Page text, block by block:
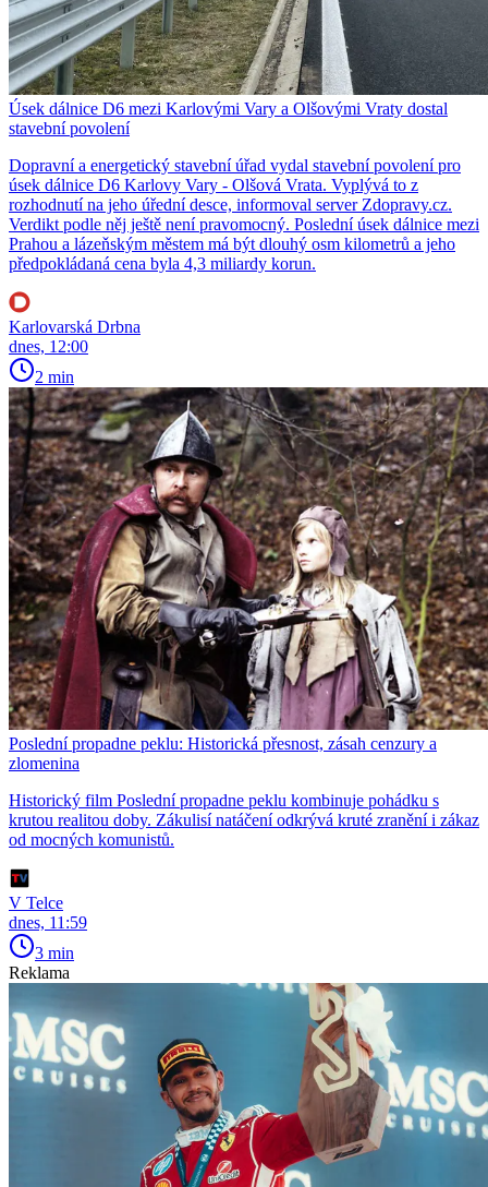
Úsek dálnice D6 mezi Karlovými Vary a Olšovými Vraty dostal
stavební povolení
Dopravní a energetický stavební úřad vydal stavební povolení pro
úsek dálnice D6 Karlovy Vary - Olšová Vrata. Vyplývá to z
rozhodnutí na jeho úřední desce, informoval server Zdopravy.cz.
Verdikt podle něj ještě není pravomocný. Poslední úsek dálnice mezi
Prahou a lázeňským městem má být dlouhý osm kilometrů a jeho
předpokládaná cena byla 4,3 miliardy korun.
Karlovarská Drbna
dnes, 12:00
2 min
Poslední propadne peklu: Historická přesnost, zásah cenzury a
zlomenina
Historický film Poslední propadne peklu kombinuje pohádku s
krutou realitou doby. Zákulisí natáčení odkrývá kruté zranění i zákaz
od mocných komunistů.
V Telce
dnes, 11:59
3 min
Reklama